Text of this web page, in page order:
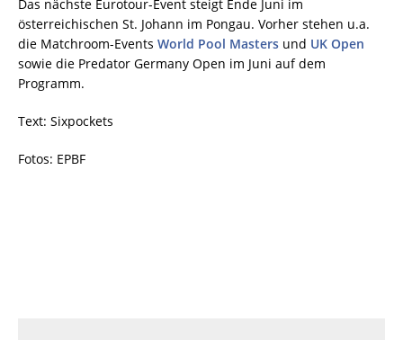
Das nächste Eurotour-Event steigt Ende Juni im
österreichischen St. Johann im Pongau. Vorher stehen u.a.
die Matchroom-Events World Pool Masters und UK Open
sowie die Predator Germany Open im Juni auf dem
Programm.
Text: Sixpockets
Fotos: EPBF